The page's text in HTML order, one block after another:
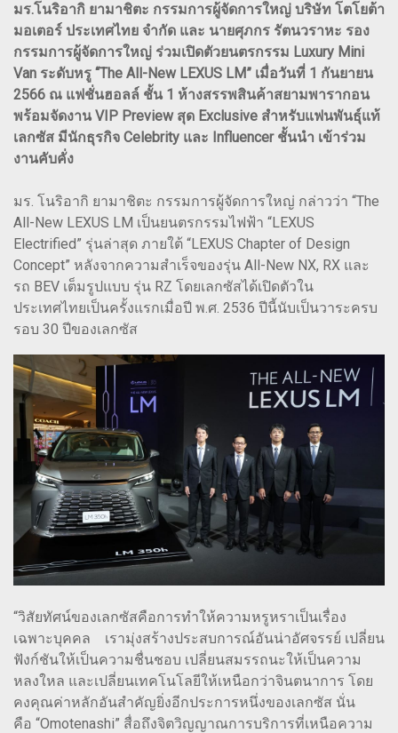
มร.โนริอากิ ยามาชิตะ กรรมการผู้จัดการใหญ่ บริษัท โตโยต้า
มอเตอร์ ประเทศไทย จำกัด และ นายศุภกร รัตนวราหะ รอง
กรรมการผู้จัดการใหญ่ ร่วมเปิดตัวยนตรกรรม Luxury Mini
Van ระดับหรู “The All-New LEXUS LM” เมื่อวันที่ 1 กันยายน
2566 ณ แฟชั่นฮอลล์ ชั้น 1 ห้างสรรพสินค้าสยามพารากอน
พร้อมจัดงาน VIP Preview สุด Exclusive สำหรับแฟนพันธุ์แท้
เลกซัส มีนักธุรกิจ Celebrity และ Influencer ชั้นนำ เข้าร่วม
งานคับคั่ง
มร. โนริอากิ ยามาชิตะ กรรมการผู้จัดการใหญ่ กล่าวว่า “The
All-New LEXUS LM เป็นยนตรกรรมไฟฟ้า “LEXUS
Electrified” รุ่นล่าสุด ภายใต้ “LEXUS Chapter of Design
Concept” หลังจากความสำเร็จของรุ่น All-New NX, RX และ
รถ BEV เต็มรูปแบบ รุ่น RZ โดยเลกซัสได้เปิดตัวใน
ประเทศไทยเป็นครั้งแรกเมื่อปี พ.ศ. 2536 ปีนี้นับเป็นวาระครบ
รอบ 30 ปีของเลกซัส
“วิสัยทัศน์ของเลกซัสคือการทำให้ความหรูหราเป็นเรื่อง
เฉพาะบุคคล เรามุ่งสร้างประสบการณ์อันน่าอัศจรรย์ เปลี่ยน
ฟังก์ชันให้เป็นความชื่นชอบ เปลี่ยนสมรรถนะให้เป็นความ
หลงใหล และเปลี่ยนเทคโนโลยีให้เหนือกว่าจินตนาการ โดย
คงคุณค่าหลักอันสำคัญยิ่งอีกประการหนึ่งของเลกซัส นั่น
คือ “Omotenashi” สื่อถึงจิตวิญญาณการบริการที่เหนือความ